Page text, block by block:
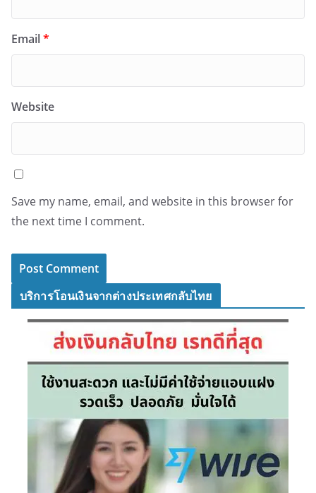
Email*
Website
Save my name, email, and website in this browser for
the next time I comment.
บริการโอนเงินจากต่างประเทศกลับไทย